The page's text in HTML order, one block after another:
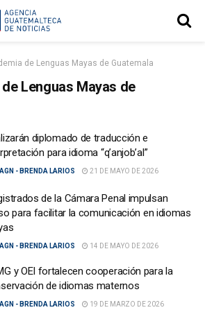
de Lenguas Mayas de Guatemala
Lenguas Mayas de
diplomado de traducción e
para idioma “q’anjob’al”
AGN - BRENDA LARIOS 21 DE MAYO DE 2026
de la Cámara Penal impulsan
para facilitar la comunicación en idiomas
AGN - BRENDA LARIOS 14 DE MAYO DE 2026
y OEI fortalecen cooperación para la
de idiomas maternos
AGN - BRENDA LARIOS 19 DE MARZO DE 2026